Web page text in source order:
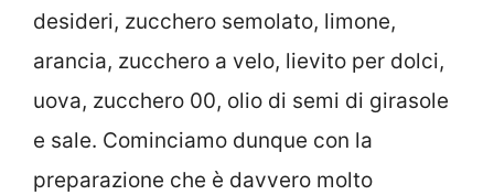
desideri, zucchero semolato, limone,
arancia, zucchero a velo, lievito per dolci,
uova, zucchero 00, olio di semi di girasole
e sale. Cominciamo dunque con la
preparazione che è davvero molto